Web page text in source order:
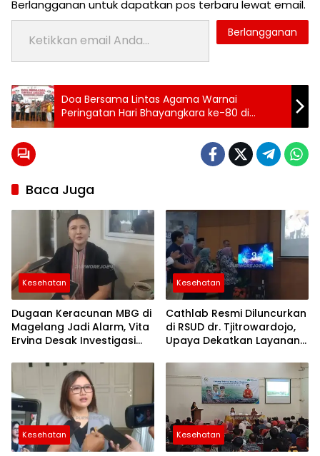
Berlangganan untuk dapatkan pos terbaru lewat email.
Ketikkan email Anda...
Berlangganan
Tag:
24 jam
purworejo
berita
24
jam
berita
purworejo
berita
purworejo
Berita
Purworejo
Terkini
berita
terkini
purworejo
Doa Bersama Lintas Agama Warnai
Peringatan Hari Bhayangkara ke-80 di
Purworejo
Baca Juga
Kesehatan
Dugaan Keracunan MBG di
Magelang Jadi Alarm, Vita
Ervina Desak Investigasi
Pengawasan Diperketat
Kesehatan
Cathlab Resmi Diluncurkan
di RSUD dr. Tjitrowardojo,
Upaya Dekatkan Layanan
Purworejo
Kesehatan Kesehatan